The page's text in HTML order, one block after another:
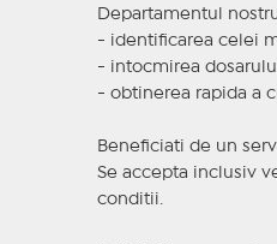
Departamentul
- identificarea celei
- intocmirea
- obtinerea rapida a
Beneficiati de un
Se accepta inclusiv
conditii.